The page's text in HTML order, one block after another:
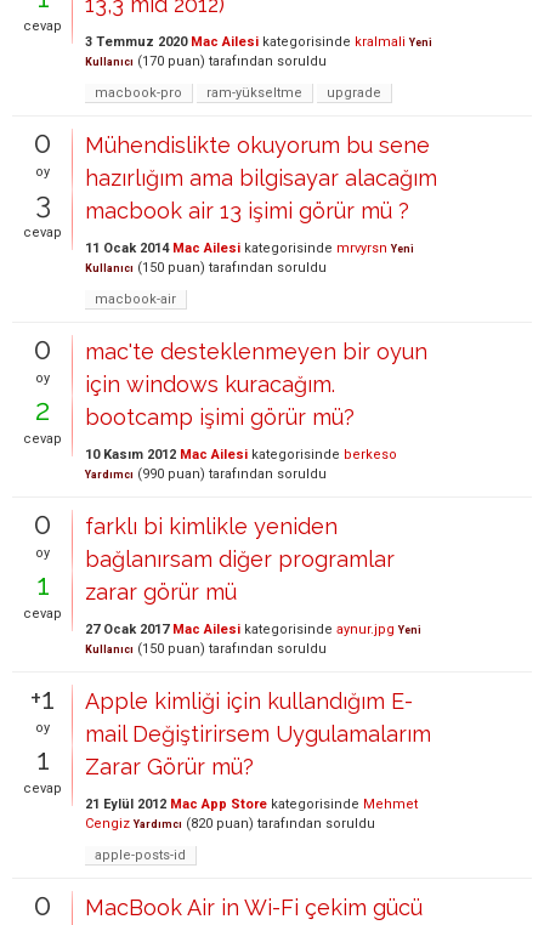
cevap
3 Temmuz 2020 Mac Ailesi kategorisinde kralmali Yeni
Kullanıcı (170 puan) tarafından soruldu
macbook-pro
ram-yükseltme upgrade
0
oy
3
cevap
Mühendislikte okuyorum bu sene
hazırlığım ama bilgisayar alacağım
macbook air 13 işimi görür mü ?
11 Ocak 2014 Mac Ailesi kategorisinde mrvyrsn Yeni
Kullanıcı (150 puan) tarafından soruldu
macbook-air
0
oy
2
cevap
mac'te desteklenmeyen bir oyun
için windows kuracağım.
bootcamp işimi görür mü?
10 Kasım 2012 Mac Ailesi kategorisinde berkeso
Yardımcı (990 puan) tarafından soruldu
0
oy
1
cevap
farklı bi kimlikle yeniden
bağlanırsam diğer programlar
zarar görür mü
27 Ocak 2017 Mac Ailesi kategorisinde aynur.jpg Yeni
Kullanıcı (150 puan) tarafından soruldu
+1
oy
1
cevap
Apple kimliği için kullandığım E-
mail Değiştirirsem Uygulamalarım
Zarar Görür mü?
21 Eylül 2012 Mac App Store kategorisinde Mehmet
Cengiz Yardımcı (820 puan) tarafından soruldu
apple-posts-id
0
MacBook Air in Wi-Fi çekim gücü